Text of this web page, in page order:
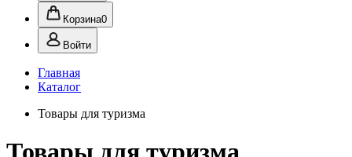
Корзина0
Войти
Главная
Каталог
Товары для туризма